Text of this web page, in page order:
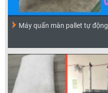
Máy quấn màn pallet tự động